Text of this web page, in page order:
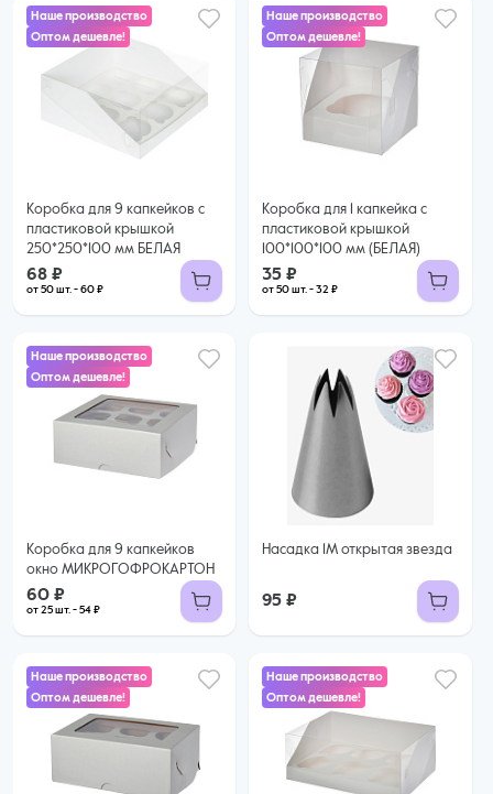
Наше производство
Оптом дешевле!
Коробка для 9 капкейков с
пластиковой крышкой
250*250*100 мм БЕЛАЯ
68 ₽
от 50 шт. - 60 ₽
60 ₽ за шт. при заказе от 50 шт.
Наше производство
Оптом дешевле!
Коробка для 1 капкейка с
пластиковой крышкой
100*100*100 мм (БЕЛАЯ)
35 ₽
от 50 шт. - 32 ₽
32 ₽ за шт. при заказе от 50 шт.
Наше производство
Оптом дешевле!
Коробка для 9 капкейков
окно МИКРОГОФРОКАРТОН
60 ₽
от 25 шт. - 54 ₽
54 ₽ за шт. при заказе от 25 шт.
Купить оптом
Насадка 1М открытая звезда
95 ₽
Наше производство
Оптом дешевле!
39 ₽ за шт. при заказе от 25 шт.
Наше производство
Оптом дешевле!
47 ₽